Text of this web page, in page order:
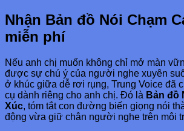
Nhận Bản đồ Nói Chạm
miễn phí
Nếu anh chị muốn không chỉ mở màn
được sự chú ý của người nghe xuyên
ở khúc giữa dễ rơi rụng, Trung Voice đã
cụ dành riêng cho anh chị. Đó là Bản đồ
Xúc, tóm tắt con đường biến giọng nói
động vừa giữ chân người nghe trên môi